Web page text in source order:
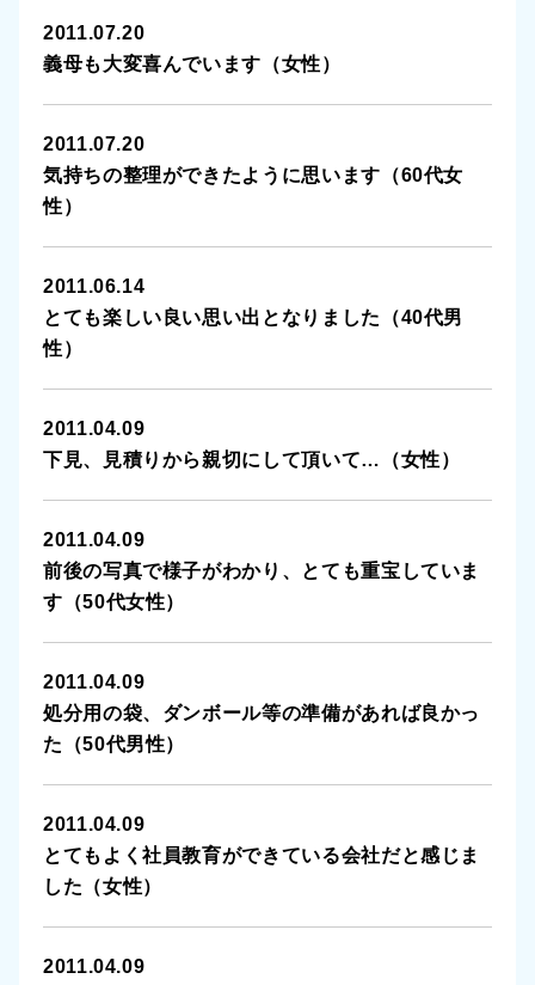
2011.07.20
義母も大変喜んでいます（女性）
2011.07.20
気持ちの整理ができたように思います（60代女
性）
2011.06.14
とても楽しい良い思い出となりました（40代男
性）
2011.04.09
下見、見積りから親切にして頂いて…（女性）
2011.04.09
前後の写真で様子がわかり、とても重宝していま
す（50代女性）
2011.04.09
処分用の袋、ダンボール等の準備があれば良かっ
た（50代男性）
2011.04.09
とてもよく社員教育ができている会社だと感じま
した（女性）
2011.04.09